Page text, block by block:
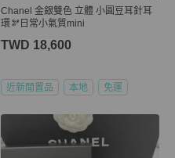
Chanel 金銀雙色 立體 小圓豆耳針耳
環🫘日常小氣質mini
TWD 18,600
近新閒置品 本地 免運